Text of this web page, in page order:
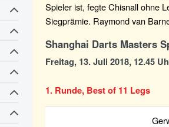
Spieler ist, fegte Chisnall ohne
Siegprämie. Raymond van
Shanghai Darts Masters
Freitag, 13. Juli 2018, 12.45
1. Runde, Best of 11 Legs